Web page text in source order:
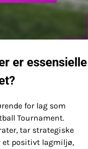
er essensielle
for lag som
Tournament.
tar strategiske
et positivt lagmiljø,